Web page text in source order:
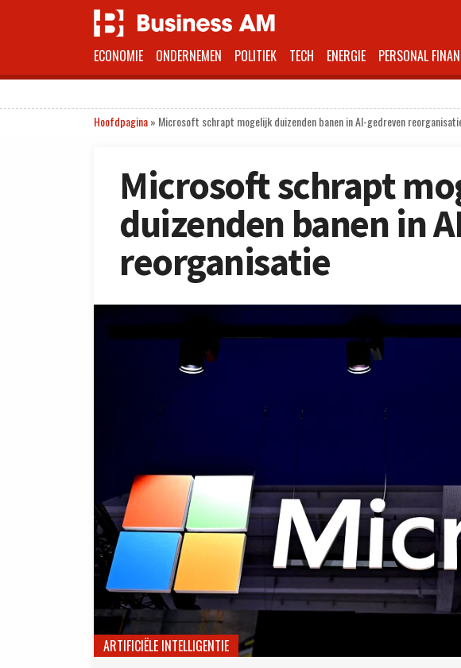
ECONOMIE ONDERNEMEN POLITIEK TECH ENERGIE PERSONAL
Hoofdpagina» Microsoft schrapt mogelijk duizenden banen in AI-gedreven
Microsoft schrapt
duizenden banen in
reorganisatie
ARTIFICIËLE INTELLIGENTIE